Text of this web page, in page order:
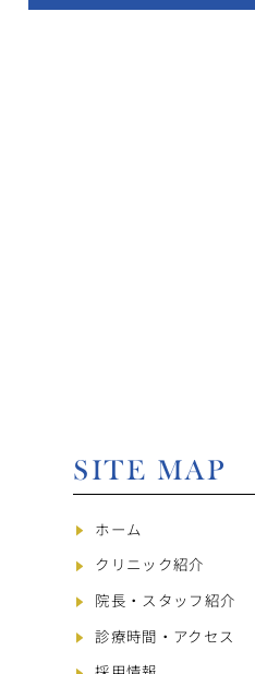
SITE MAP
ホーム
クリニック紹介
院長・スタッフ紹介
診療時間・アクセス